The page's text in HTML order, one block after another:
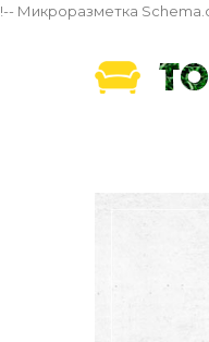
!-- Микроразметка